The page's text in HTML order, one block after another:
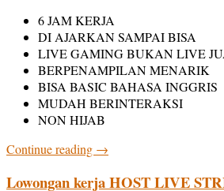
6 JAM KERJA
DI AJARKAN SAMPAI BISA
LIVE GAMING BUKAN LIVE
BERPENAMPILAN MENARIK
BISA BASIC BAHASA INGGRIS
MUDAH BERINTERAKSI
NON HIJAB
Continue reading →
Lowongan kerja HOST LIVE